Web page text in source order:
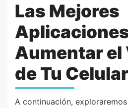
Las Mejores
Aumentar el
de Tu Celular
A continuación,